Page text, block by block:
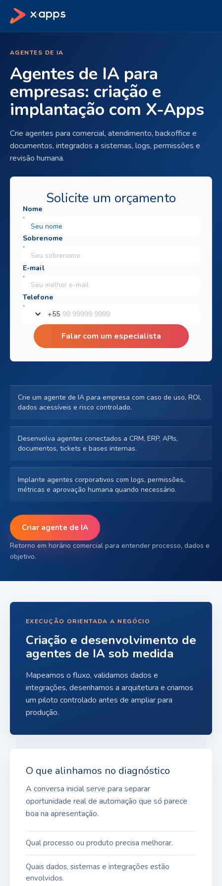
AGENTES DE IA
Agentes de IA para
empresas: criação e
implantação com X-Apps
Crie agentes para comercial, atendimento, backoffice e
documentos, integrados a sistemas, logs, permissões e
revisão humana.
Solicite um orçamento
+55
Falar com um especialista
Crie um agente de IA para empresa com caso de uso, ROI,
dados acessíveis e risco controlado.
Desenvolva agentes conectados a CRM, ERP, APIs,
documentos, tickets e bases internas.
Implante agentes corporativos com logs, permissões,
métricas e aprovação humana quando necessário.
Criar agente de IA
Retorno em horário comercial para entender processo, dados e
objetivo.
EXECUÇÃO ORIENTADA A NEGÓCIO
Criação e desenvolvimento de
agentes de IA sob medida
Mapeamos o fluxo, validamos dados e
integrações, desenhamos a arquitetura e criamos
um piloto controlado antes de ampliar para
produção.
O que alinhamos no diagnóstico
A conversa inicial serve para separar
oportunidade real de automação que só parece
boa na apresentação.
Qual processo ou produto precisa melhorar.
Quais dados, sistemas e integrações estão
envolvidos.